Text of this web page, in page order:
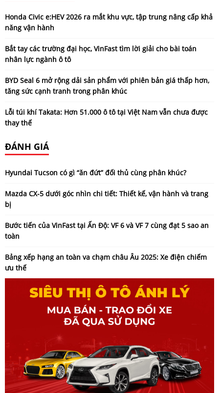
Honda Civic e:HEV 2026 ra mắt khu vực, tập trung nâng cấp khả
năng vận hành
Bắt tay các trường đại học, VinFast tìm lời giải cho bài toán
nhân lực ngành ô tô
BYD Seal 6 mở rộng dải sản phẩm với phiên bản giá thấp hơn,
tăng sức cạnh tranh trong phân khúc
Lỗi túi khí Takata: Hơn 51.000 ô tô tại Việt Nam vẫn chưa được
thay thế
ĐÁNH GIÁ
Hyundai Tucson có gì “ăn đứt” đối thủ cùng phân khúc?
Mazda CX-5 dưới góc nhìn chi tiết: Thiết kế, vận hành và trang
bị
Bước tiến của VinFast tại Ấn Độ: VF 6 và VF 7 cùng đạt 5 sao an
toàn
Bảng xếp hạng an toàn va chạm châu Âu 2025: Xe điện chiếm
ưu thế